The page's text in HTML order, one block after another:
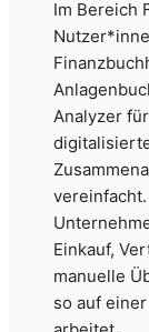
Im Bereich
Analyzer
Einkauf,
manuelle
so auf